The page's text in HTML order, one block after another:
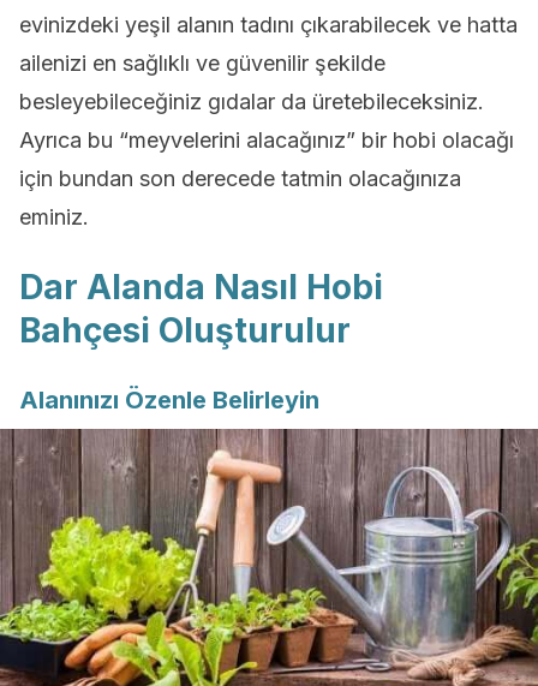
evinizdeki yeşil alanın tadını çıkarabilecek ve hatta
ailenizi en sağlıklı ve güvenilir şekilde
besleyebileceğiniz gıdalar da üretebileceksiniz.
Ayrıca bu “meyvelerini alacağınız” bir hobi olacağı
için bundan son derecede tatmin olacağınıza
eminiz.
Dar Alanda Nasıl Hobi
Bahçesi Oluşturulur
Alanınızı Özenle Belirleyin